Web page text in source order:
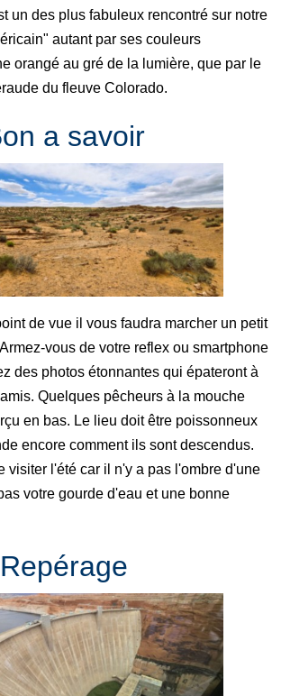
un des plus fabuleux rencontré sur notre
autant par ses couleurs
orangé au gré de la lumière, que par le
du fleuve Colorado.
a savoir
de vue il vous faudra marcher un petit
vous de votre reflex ou smartphone
des photos étonnantes qui épateront à
Quelques pêcheurs à la mouche
en bas. Le lieu doit être poissonneux
encore comment ils sont descendus.
visiter l'été car il n'y a pas l'ombre d'une
votre gourde d'eau et une bonne
Repérage